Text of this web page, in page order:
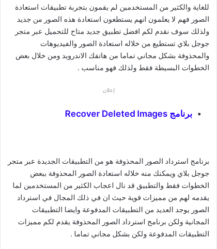
للغاية والكثير من المستخدمين لم يقمون بتجربة تطبيقات استعادة
الصور فهم لا يعلمون انهم يستطعون استعادة هذه الصور من جديد
ولذلك سوف نقدم لكم افضل تطبيق جديد متاح للتحميل عبر متجر
جوجل بلاي تستطيع من خلاله استعادة الصور والفيديوهات
والمحذوفة بشكل مجاني تماما من هاتفك الاندرويد ومن خلال بعض
الخطوات البسيطة فقط ولذلك فهو مناسب .
إعلان
برنامج Recover Deleted Images
برنامج استرداد الصور المحذوفة هو من التطبيقات الجديدة عبر متجر
جوجل بلاي ويمكنك منه خلاله استعادة الصور المحذوفة ببعض
الخطوات فقط والتطبيق قد نال اعجاب الكثير من المستخدمين لما
يقدمه لهم من مميزات قوية حيث ان في ذلك المجال في استرداد
الصور يوجد العديد من التطبيقات المدفوعة وايضا التطبيقات
المجانية ولكن برنامج استرداد الصور المحذوفة يقدم لكم مميزات
التطبيقات المدفوعة ولكن بشكل مجاني تماما .